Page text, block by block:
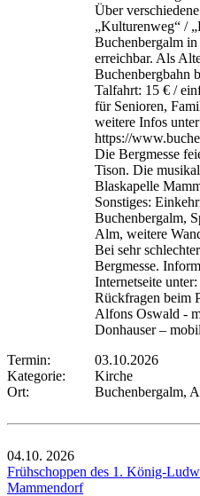
Über
„Kulturenweg“ /
Buchenbergalm
erreichbar. Als
Buchenbergbahn
Talfahrt: 15 € /
für Senioren,
weitere Infos
https://
Die Bergmesse
Tison. Die
Blaskapelle
Sonstiges:
Buchenbergalm,
Alm, weitere
Bei sehr
Bergmesse.
Internetseite
Rückfragen beim
Alfons Oswald -
Donhauser –
Termin:
03.10.2026
Kategorie:
Kirche
Ort:
Buchenbergalm,
04.10. 2026
Frühschoppen des 1. König-
Mammendorf